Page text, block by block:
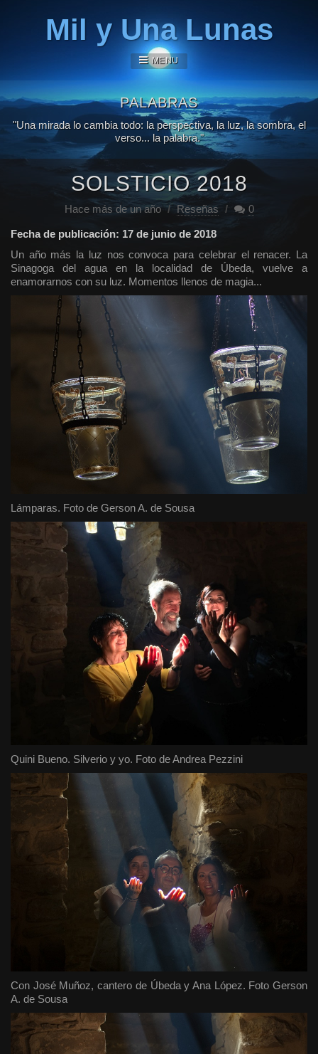
Mil y Una Lunas
MENU
PALABRAS
"Una mirada lo cambia todo: la perspectiva, la luz, la sombra, el
verso... la palabra."
SOLSTICIO 2018
Hace más de un año / Reseñas / 0
Fecha de publicación: 17 de junio de 2018
Un año más la luz nos convoca para celebrar el renacer. La
Sinagoga del agua en la localidad de Úbeda, vuelve a
enamorarnos con su luz. Momentos llenos de magia...
Lámparas. Foto de Gerson A. de Sousa
Quini Bueno. Silverio y yo. Foto de Andrea Pezzini
Con José Muñoz, cantero de Úbeda y Ana López. Foto Gerson
A. de Sousa